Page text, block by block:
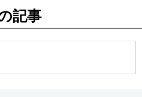
記事